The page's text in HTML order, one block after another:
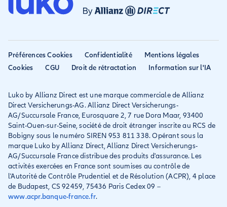
Assurance rapatriement
Déclarer un sinistre
habitation
Résilier ancien assureur
Allianz travel devient
Eurofil rejoint Allianz
Conditions générales et
IPID
Préférences Cookies Confidentialité
Mentions légales
Cookies
CGU Droit de rétractation Information sur l'IA
Luko by Allianz Direct est une marque commerciale de Allianz
Direct Versicherungs-AG. Allianz Direct Versicherungs-
AG/Succursale France, Eurosquare 2, 7 rue Dora Maar, 93400
Saint-Ouen-sur-Seine, société de droit étranger inscrite au RCS de
Bobigny sous le numéro SIREN 953 811 338. Opérant sous la
marque Luko by Allianz Direct, Allianz Direct Versicherungs-
AG/Succursale France distribue des produits d'assurance. Les
activités exercées en France sont soumises au contrôle de
l'Autorité de Contrôle Prudentiel et de Résolution (ACPR), 4 place
de Budapest, CS 92459, 75436 Paris Cedex 09 –
www.acpr.banque-france.fr.